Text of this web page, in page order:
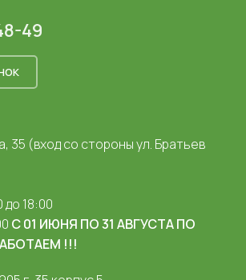
49
35 (вход со стороны ул. Братьев
до 18:00
С 01 ИЮНЯ ПО 31 АВГУСТА ПО
!!!